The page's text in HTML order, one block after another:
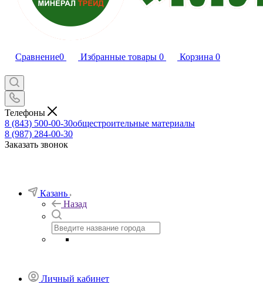
Сравнение0 Избранные товары 0 Корзина 0
Телефоны
8 (843) 500-00-30общестроительные материалы
8 (987) 284-00-30
Заказать звонок
Казань
Назад
Личный кабинет